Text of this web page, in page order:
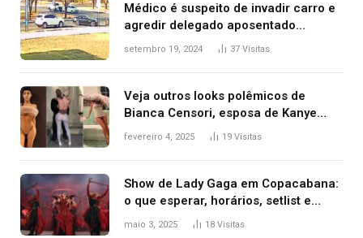
Médico é suspeito de invadir carro e
agredir delegado aposentado
durante confusão no trânsito
setembro 19, 2024 37 Visitas
Veja outros looks polêmicos de
Bianca Censori, esposa de Kanye
West que apareceu nua no Grammy
fevereiro 4, 2025 19 Visitas
Show de Lady Gaga em Copacabana:
o que esperar, horários, setlist e
onde assistir
maio 3, 2025 18 Visitas